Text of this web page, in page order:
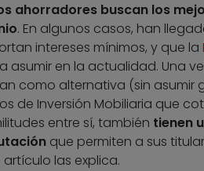
ahorradores buscan los
. En algunos casos, han
intereses mínimos, y que la
asumir en la actualidad. Una
como alternativa (sin asumir
de Inversión Mobiliaria que
entre sí, también tienen
que permiten a sus
las explica.